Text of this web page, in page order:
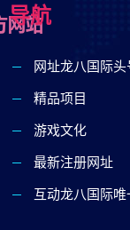
导航
网址龙八国际头
精品项目
游戏文化
最新注册网址
互动龙八国际唯